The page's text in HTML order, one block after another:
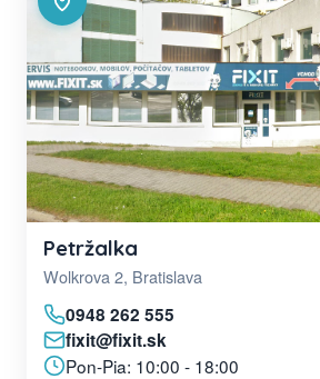
Petržalka
Wolkrova 2, Bratislava
0948 262 555
fixit@fixit.sk
Pon-Pia: 10:00 - 18:00